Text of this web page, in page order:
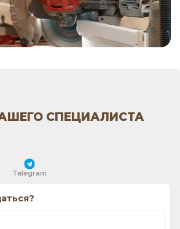
СПЕЦИАЛИСТА
Telegram